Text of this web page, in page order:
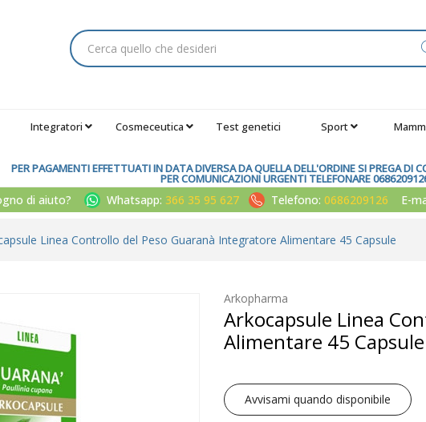
Integratori Cosmeceutica Test genetici Sport
PER PAGAMENTI EFFETTUATI IN DATA DIVERSA DA QUELLA DELL'ORDINE SI PREGA DI
PER COMUNICAZIONI URGENTI TELEFONARE
di aiuto? Whatsapp: 366 35 95 627 Telefono:0686209126 E-
Linea Controllo del Peso Guaranà Integratore Alimentare 45 Capsule
Arkopharma
Arkocapsule Linea
Alimentare 45 Capsule
Avvisami quando disponibile